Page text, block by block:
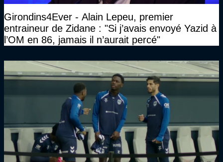
Girondins4Ever - Alain Lepeu, premier
entraineur de Zidane : "Si j’avais envoyé Yazid à
l’OM en 86, jamais il n’aurait percé"